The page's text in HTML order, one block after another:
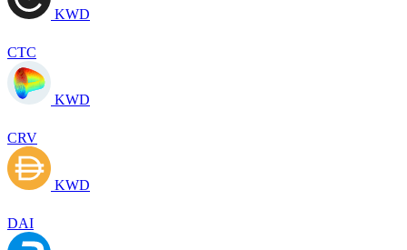
KWD
CTC
KWD
CRV
KWD
DAI